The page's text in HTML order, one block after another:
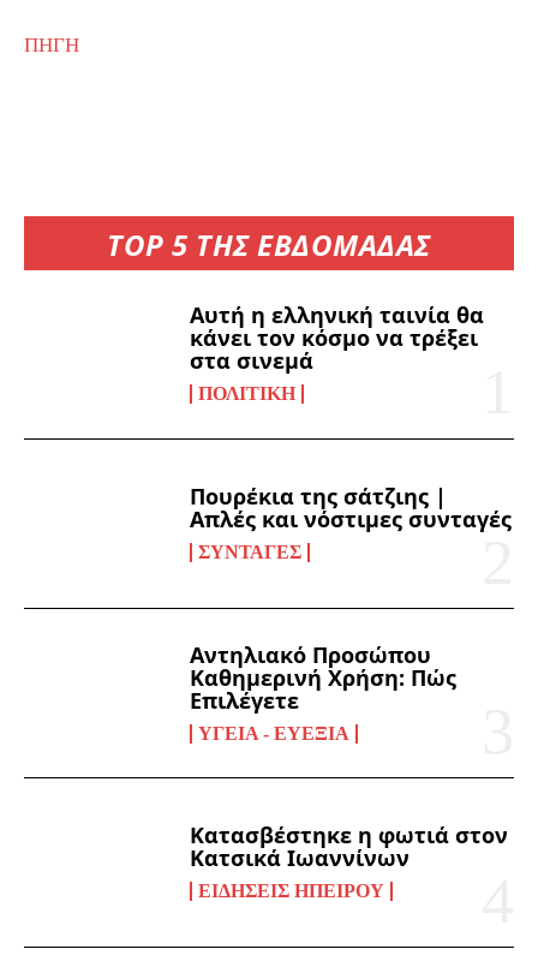
TOP 5 ΤΗΣ ΕΒΔΟΜΑΔΑΣ
Αυτή η ελληνική ταινία θα
κάνει τον κόσμο να τρέξει
στα σινεμά
ΠΟΛΙΤΙΚΉ
Πουρέκια της σάτζιης |
Απλές και νόστιμες συνταγές
ΣΥΝΤΑΓΈΣ
Αντηλιακό Προσώπου
Καθημερινή Χρήση: Πώς
Επιλέγετε
ΥΓΕΊΑ - ΕΥΕΞΊΑ
Κατασβέστηκε η φωτιά στον
Κατσικά Ιωαννίνων
ΕΙΔΉΣΕΙΣ ΗΠΕΊΡΟΥ
ΠΗΓΗ